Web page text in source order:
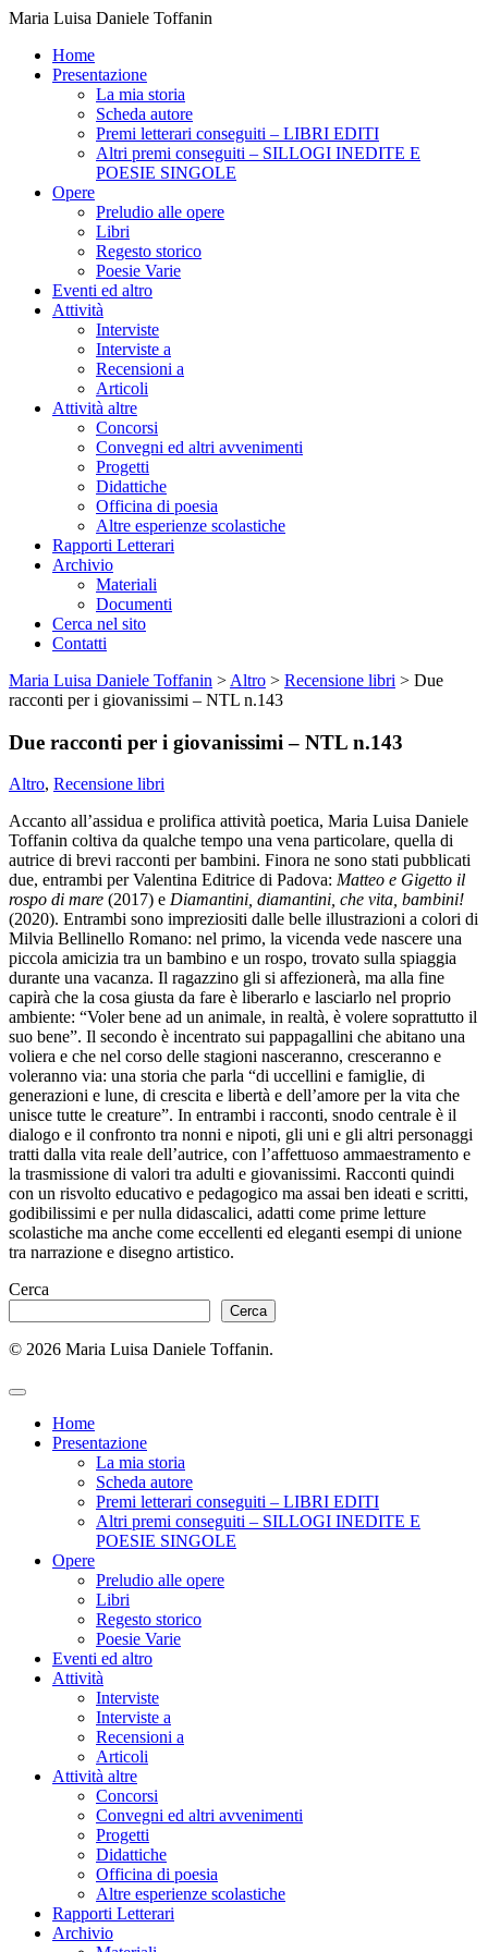
Maria Luisa Daniele Toffanin
Home
Presentazione
La mia storia
Scheda autore
Premi letterari conseguiti – LIBRI EDITI
Altri premi conseguiti – SILLOGI INEDITE E
POESIE SINGOLE
Opere
Preludio alle opere
Libri
Regesto storico
Poesie Varie
Eventi ed altro
Attività
Interviste
Interviste a
Recensioni a
Articoli
Attività altre
Concorsi
Convegni ed altri avvenimenti
Progetti
Didattiche
Officina di poesia
Altre esperienze scolastiche
Rapporti Letterari
Archivio
Materiali
Documenti
Cerca nel sito
Contatti
Maria Luisa Daniele Toffanin > Altro > Recensione libri > Due
racconti per i giovanissimi – NTL n.143
Due racconti per i giovanissimi – NTL n.143
Altro, Recensione libri
Accanto all’assidua e prolifica attività poetica, Maria Luisa Daniele
Toffanin coltiva da qualche tempo una vena particolare, quella di
autrice di brevi racconti per bambini. Finora ne sono stati pubblicati
due, entrambi per Valentina Editrice di Padova: Matteo e Gigetto il
rospo di mare (2017) e Diamantini, diamantini, che vita, bambini!
(2020). Entrambi sono impreziositi dalle belle illustrazioni a colori di
Milvia Bellinello Romano: nel primo, la vicenda vede nascere una
piccola amicizia tra un bambino e un rospo, trovato sulla spiaggia
durante una vacanza. Il ragazzino gli si affezionerà, ma alla fine
capirà che la cosa giusta da fare è liberarlo e lasciarlo nel proprio
ambiente: “Voler bene ad un animale, in realtà, è volere soprattutto il
suo bene”. Il secondo è incentrato sui pappagallini che abitano una
voliera e che nel corso delle stagioni nasceranno, cresceranno e
voleranno via: una storia che parla “di uccellini e famiglie, di
generazioni e lune, di crescita e libertà e dell’amore per la vita che
unisce tutte le creature”. In entrambi i racconti, snodo centrale è il
dialogo e il confronto tra nonni e nipoti, gli uni e gli altri personaggi
tratti dalla vita reale dell’autrice, con l’affettuoso ammaestramento e
la trasmissione di valori tra adulti e giovanissimi. Racconti quindi
con un risvolto educativo e pedagogico ma assai ben ideati e scritti,
godibilissimi e per nulla didascalici, adatti come prime letture
scolastiche ma anche come eccellenti ed eleganti esempi di unione
tra narrazione e disegno artistico.
Cerca
Cerca
© 2026 Maria Luisa Daniele Toffanin.
Home
Presentazione
La mia storia
Scheda autore
Premi letterari conseguiti – LIBRI EDITI
Altri premi conseguiti – SILLOGI INEDITE E
POESIE SINGOLE
Opere
Preludio alle opere
Libri
Regesto storico
Poesie Varie
Eventi ed altro
Attività
Interviste
Interviste a
Recensioni a
Articoli
Attività altre
Concorsi
Convegni ed altri avvenimenti
Progetti
Didattiche
Officina di poesia
Altre esperienze scolastiche
Rapporti Letterari
Archivio